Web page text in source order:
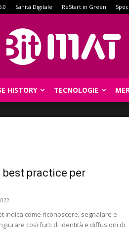
Sanità Digitale ReStart in Green
HISTORY TECNOLOGIE
best practice per
indica come riconoscere, segnalare e
così furti di identità e diffusioni di